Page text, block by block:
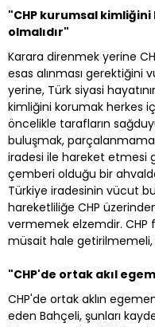
"CHP kurumsal
olmalıdır"
Karara direnmek yerine
esas alınması gerektiğini
yerine, Türk siyasi
kimliğini korumak herkes
öncelikle tarafların
buluşmak,
iradesi ile hareket etmesi
çemberi olduğu bir
Türkiye iradesinin vücut
hareketliliğe CHP
vermemek elzemdir. CHP
müsait hale getirilmemeli,
"CHP'de ortak akıl
CHP'de ortak aklın
eden Bahçeli, şunları